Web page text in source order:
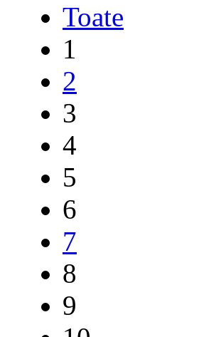
Toate
1
2
3
4
5
6
7
8
9